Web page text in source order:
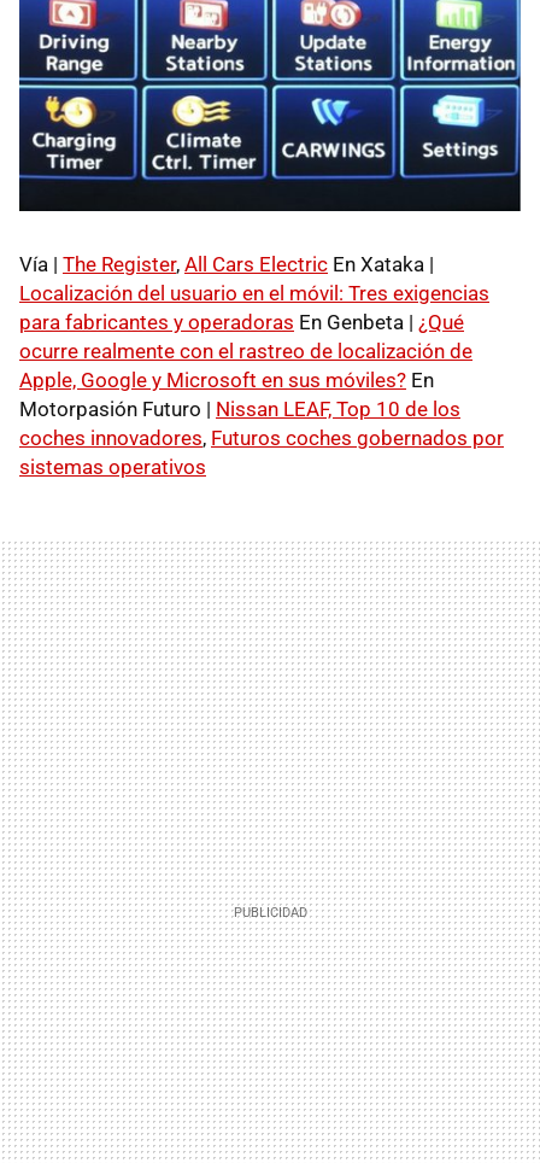
Vía | The Register, All Cars Electric En Xataka |
Localización del usuario en el móvil: Tres exigencias
para fabricantes y operadoras En Genbeta | ¿Qué
ocurre realmente con el rastreo de localización de
Apple, Google y Microsoft en sus móviles? En
Motorpasión Futuro | Nissan LEAF, Top 10 de los
coches innovadores, Futuros coches gobernados por
sistemas operativos